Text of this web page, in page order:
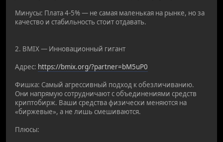
Минусы: Плата 4-5% — не самая маленькая на рынке, но за
качество и стабильность стоит отдавать.
2. BMIX — Инновационный гигант
Адрес: https://bmix.org/?partner=bM5uP0
Фишка: Самый агрессивный подход к обезличиванию.
Они напрямую сотрудничают с объединениями средств
криптобирж. Ваши средства физически меняются на
«биржевые», а не лишь смешиваются.
Плюсы: